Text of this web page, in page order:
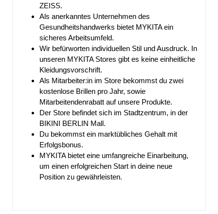
ZEISS.
Als anerkanntes Unternehmen des
Gesundheitshandwerks bietet MYKITA ein
sicheres Arbeitsumfeld.
Wir befürworten individuellen Stil und Ausdruck. In
unseren MYKITA Stores gibt es keine einheitliche
Kleidungsvorschrift.
Als Mitarbeiter:in im Store bekommst du zwei
kostenlose Brillen pro Jahr, sowie
Mitarbeitendenrabatt auf unsere Produkte.
Der Store befindet sich im Stadtzentrum, in der
BIKINI BERLIN Mall.
Du bekommst ein marktübliches Gehalt mit
Erfolgsbonus.
MYKITA bietet eine umfangreiche Einarbeitung,
um einen erfolgreichen Start in deine neue
Position zu gewährleisten.